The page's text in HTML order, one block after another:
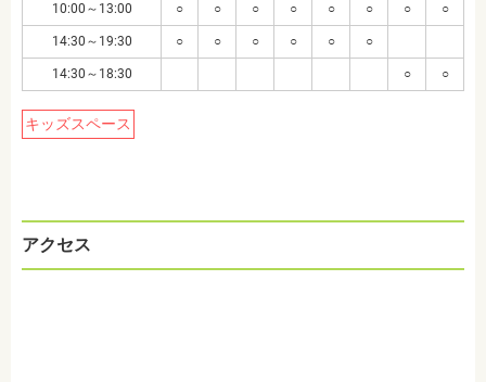
10:00～13:00 ○ ○ ○ ○ ○ ○ ○ ○
14:30～19:30 ○ ○ ○ ○ ○ ○
14:30～18:30 ○ ○
キッズスペース
アクセス